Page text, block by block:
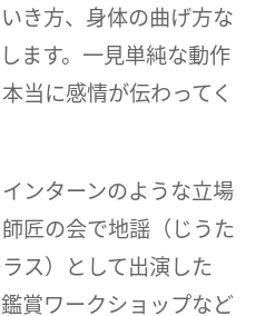
き方、身体の曲げ方な
ます。一見単純な動作
当に感情が伝わってく
ンターンのような立場
匠の会で地謡（じうた
ス）として出演した
賞ワークショップなど